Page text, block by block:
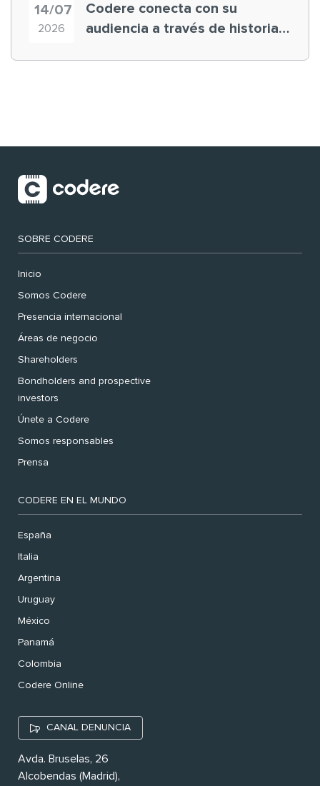
14/07
2026
Codere conecta con su
audiencia a través de historias
SOBRE CODERE
Inicio
Somos Codere
Presencia internacional
Áreas de negocio
Shareholders
Bondholders and prospective
investors
Únete a Codere
Somos responsables
Prensa
CODERE EN EL MUNDO
España
Italia
Argentina
Uruguay
México
Panamá
Colombia
Codere Online
CANAL DENUNCIA
Avda. Bruselas, 26
Alcobendas (Madrid),